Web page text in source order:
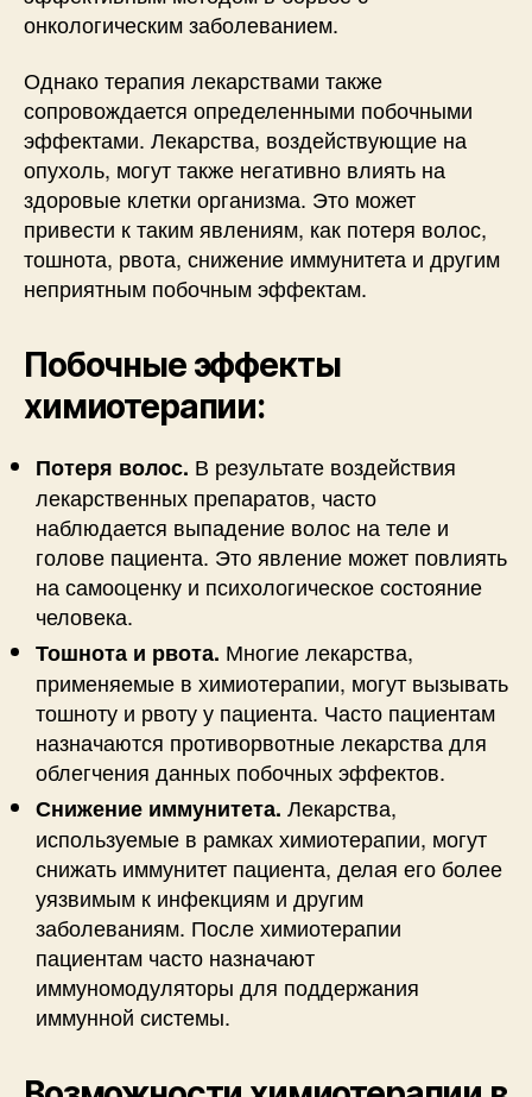
онкологическим заболеванием.
Однако терапия лекарствами также
сопровождается определенными побочными
эффектами. Лекарства, воздействующие на
опухоль, могут также негативно влиять на
здоровые клетки организма. Это может
привести к таким явлениям, как потеря волос,
тошнота, рвота, снижение иммунитета и другим
неприятным побочным эффектам.
Побочные эффекты
химиотерапии:
Потеря волос. В результате воздействия
лекарственных препаратов, часто
наблюдается выпадение волос на теле и
голове пациента. Это явление может повлиять
на самооценку и психологическое состояние
человека.
Тошнота и рвота. Многие лекарства,
применяемые в химиотерапии, могут вызывать
тошноту и рвоту у пациента. Часто пациентам
назначаются противорвотные лекарства для
облегчения данных побочных эффектов.
Снижение иммунитета. Лекарства,
используемые в рамках химиотерапии, могут
снижать иммунитет пациента, делая его более
уязвимым к инфекциям и другим
заболеваниям. После химиотерапии
пациентам часто назначают
иммуномодуляторы для поддержания
иммунной системы.